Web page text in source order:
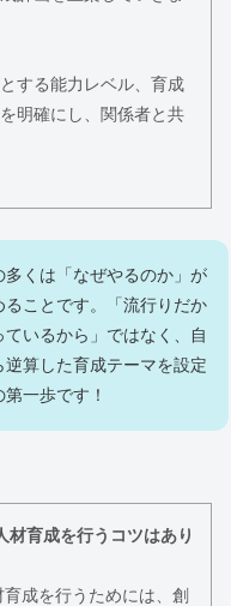
する能力レベル、育成
明確にし、関係者と共
多くは「なぜやるのか」が
ることです。「流行りだか
ているから」ではなく、自
算した育成テーマを設定
一歩です！
材育成を行うコツはあり
成を行うためには、創